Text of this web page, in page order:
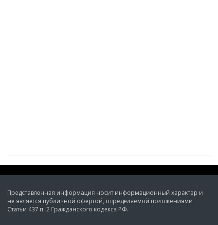
Представленная информация носит информационный характер и
не является публичной офертой, определяемой положениями
Статьи 437 п. 2 Гражданского кодекса РФ.